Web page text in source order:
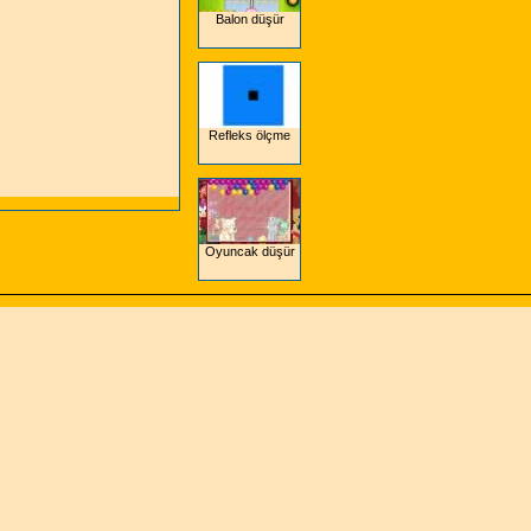
Balon düşür
Refleks ölçme
Oyuncak düşür